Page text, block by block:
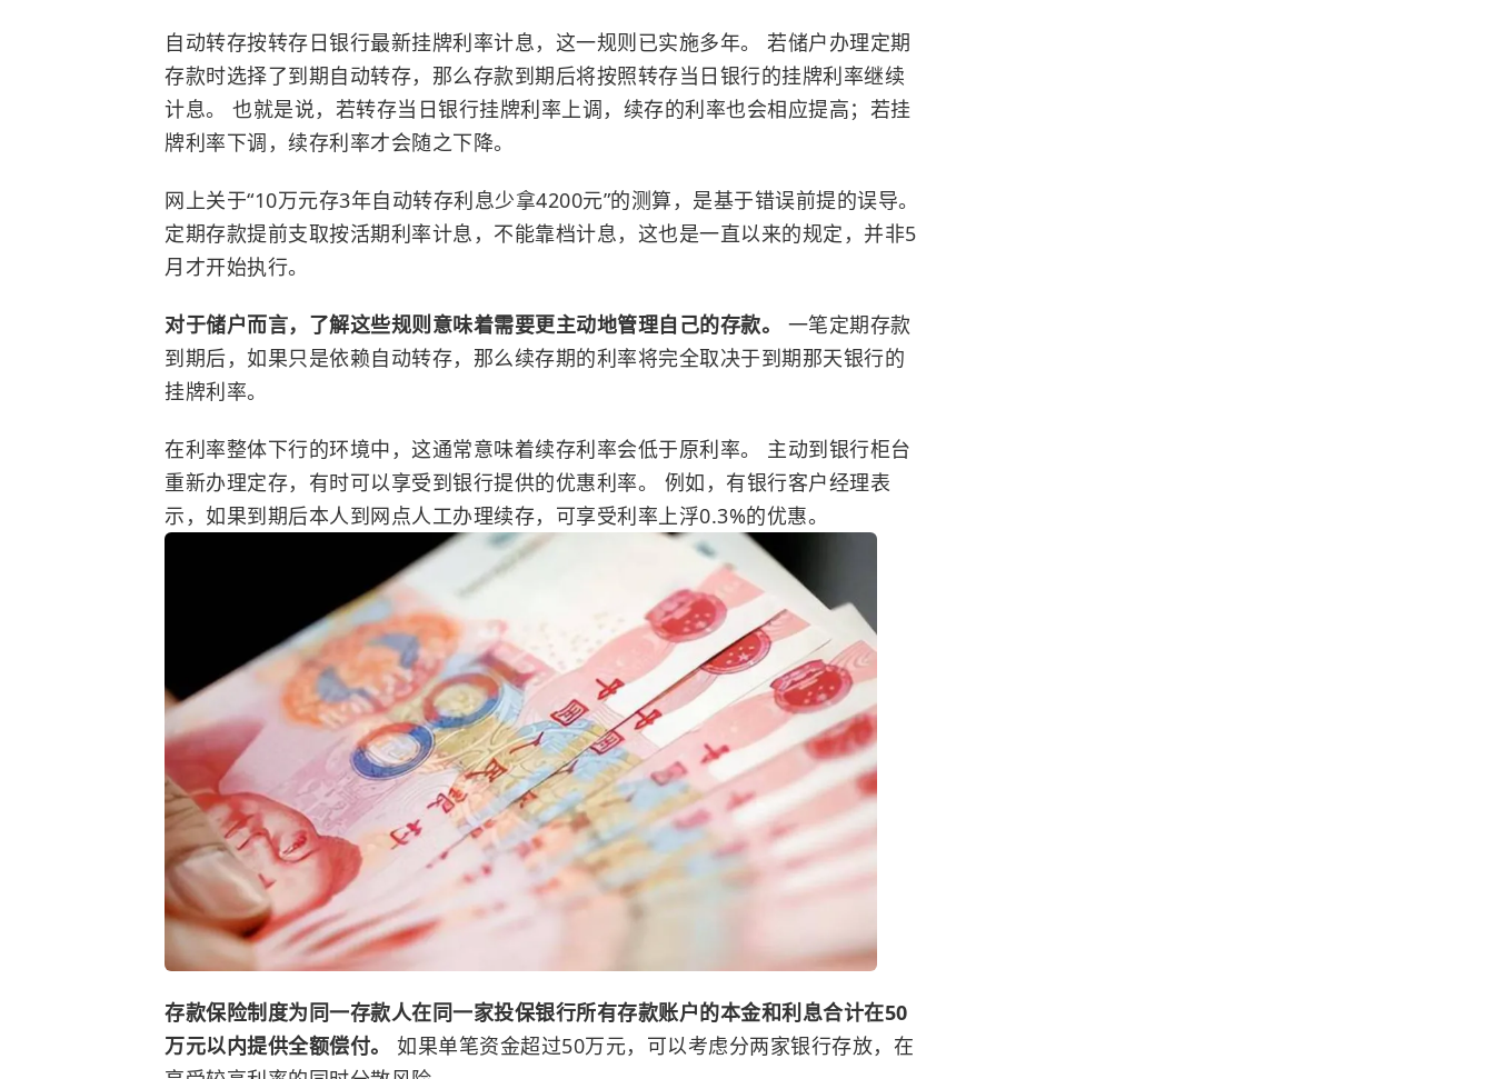
自动转存按转存日银行最新挂牌利率计息，这一规则已实施多年。 若储户办理定期
存款时选择了到期自动转存，那么存款到期后将按照转存当日银行的挂牌利率继续
计息。 也就是说，若转存当日银行挂牌利率上调，续存的利率也会相应提高；若挂
牌利率下调，续存利率才会随之下降。
网上关于“10万元存3年自动转存利息少拿4200元”的测算，是基于错误前提的误导。
定期存款提前支取按活期利率计息，不能靠档计息，这也是一直以来的规定，并非5
月才开始执行。
对于储户而言，了解这些规则意味着需要更主动地管理自己的存款。 一笔定期存款
到期后，如果只是依赖自动转存，那么续存期的利率将完全取决于到期那天银行的
挂牌利率。
在利率整体下行的环境中，这通常意味着续存利率会低于原利率。 主动到银行柜台
重新办理定存，有时可以享受到银行提供的优惠利率。 例如，有银行客户经理表
示，如果到期后本人到网点人工办理续存，可享受利率上浮0.3%的优惠。
存款保险制度为同一存款人在同一家投保银行所有存款账户的本金和利息合计在50
万元以内提供全额偿付。 如果单笔资金超过50万元，可以考虑分两家银行存放，在